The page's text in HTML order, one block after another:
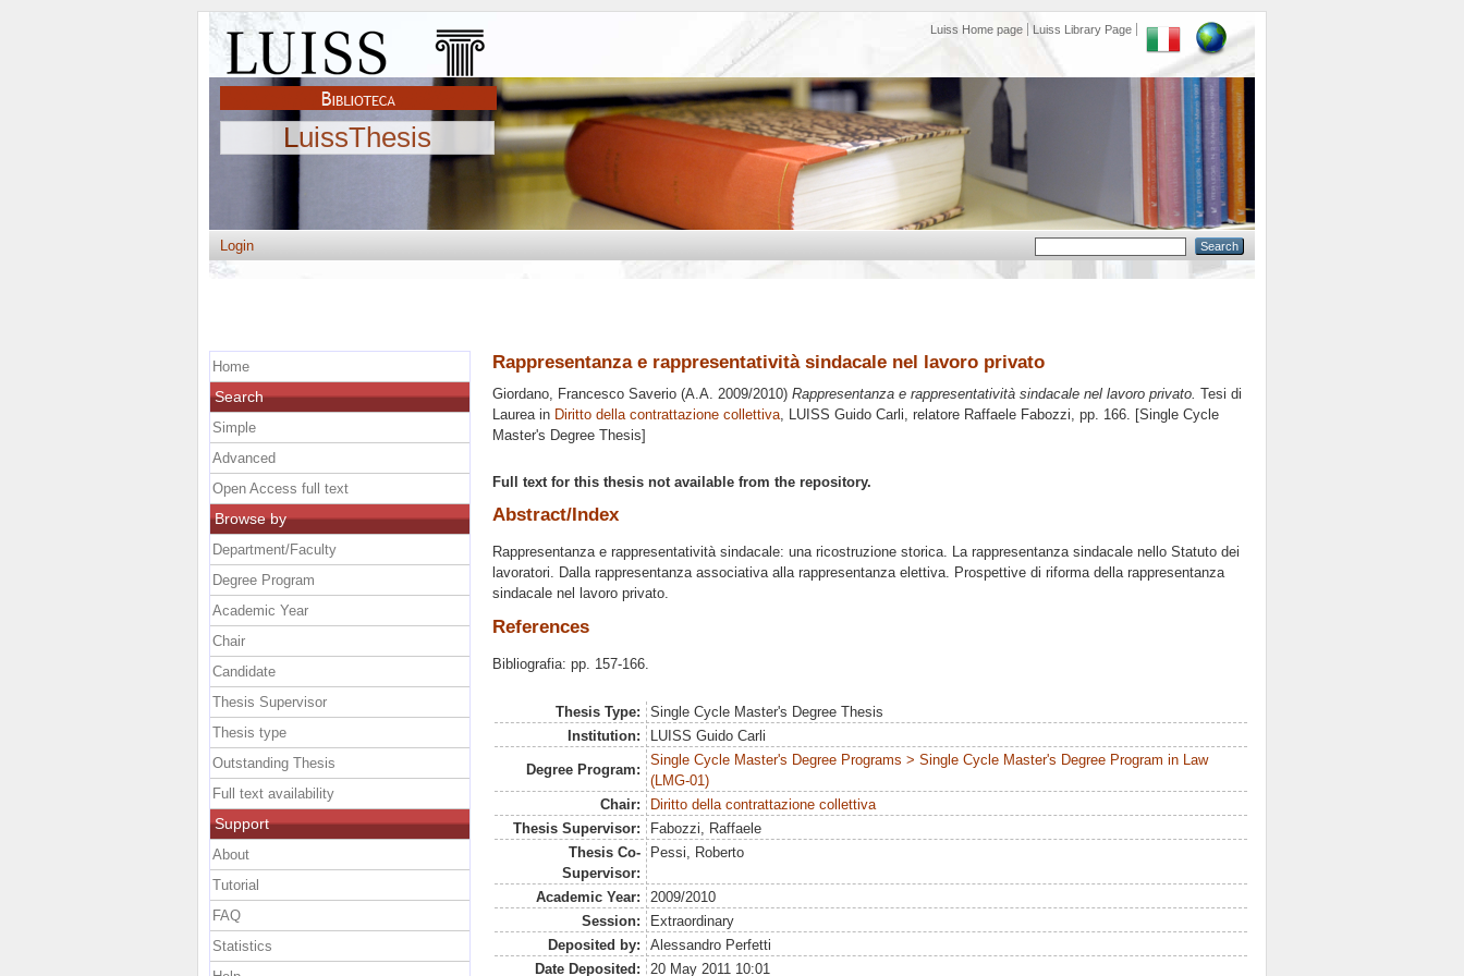
Luiss Home page Luiss Library Page
LuissThesis
Login
Rappresentanza e rappresentatività sindacale nel lavoro privato
Giordano, Francesco Saverio (A.A. 2009/2010) Rappresentanza e rappresentatività sindacale nel lavoro privato. Tesi di
Laurea in Diritto della contrattazione collettiva, LUISS Guido Carli, relatore Raffaele Fabozzi, pp. 166. [Single Cycle
Master's Degree Thesis]
Full text for this thesis not available from the repository.
Abstract/Index
Rappresentanza e rappresentatività sindacale: una ricostruzione storica. La rappresentanza sindacale nello Statuto dei
lavoratori. Dalla rappresentanza associativa alla rappresentanza elettiva. Prospettive di riforma della rappresentanza
sindacale nel lavoro privato.
References
Bibliografia: pp. 157-166.
Thesis Type:
Single Cycle Master's Degree Thesis
Institution:
LUISS Guido Carli
Degree Program:
Single Cycle Master's Degree Programs > Single Cycle Master's Degree Program in Law
(LMG-01)
Chair:
Diritto della contrattazione collettiva
Thesis Supervisor:
Fabozzi, Raffaele
Thesis Co-
Supervisor:
Pessi, Roberto
Academic Year:
2009/2010
Session:
Extraordinary
Deposited by:
Alessandro Perfetti
Date Deposited:
20 May 2011 10:01
Home
Search
Simple
Advanced
Open Access full text
Browse by
Department/Faculty
Degree Program
Academic Year
Chair
Candidate
Thesis Supervisor
Thesis type
Outstanding Thesis
Full text availability
Support
About
Tutorial
FAQ
Statistics